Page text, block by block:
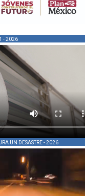
- 2026
UN DESASTRE - 2026